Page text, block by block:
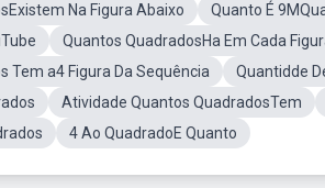
Na Figura Abaixo
Quanto É
Quantos QuadradosHa Em Cada
Tem a4 Figura Da Sequência
Quantidde
Atividade Quantos QuadradosTem
4 Ao QuadradoE Quanto